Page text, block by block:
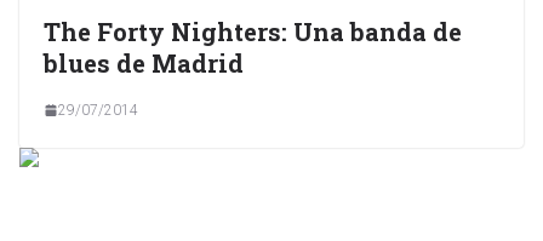
The Forty Nighters: Una banda de
blues de Madrid
29/07/2014